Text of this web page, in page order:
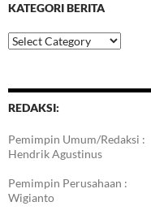
KATEGORI BERITA
Kategori
Berita
REDAKSI:
Pemimpin Umum/Redaksi :
Hendrik Agustinus
Pemimpin Perusahaan :
Wigianto